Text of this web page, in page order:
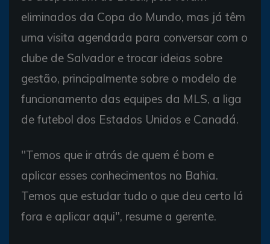
eliminados da Copa do Mundo, mas já têm
uma visita agendada para conversar com o
clube de Salvador e trocar ideias sobre
gestão, principalmente sobre o modelo de
funcionamento das equipes da MLS, a liga
de futebol dos Estados Unidos e Canadá.
"Temos que ir atrás de quem é bom e
aplicar esses conhecimentos no Bahia.
Temos que estudar tudo o que deu certo lá
fora e aplicar aqui", resume a gerente.